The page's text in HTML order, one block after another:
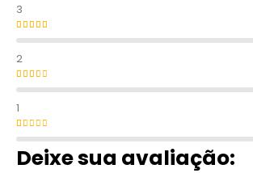
3
Avaliação3de 5
2
Avaliação2de 5
1
Avaliação1de 5
Deixe sua avaliação: